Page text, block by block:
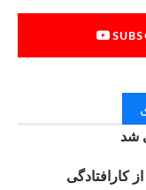
شد
کارافتادگی